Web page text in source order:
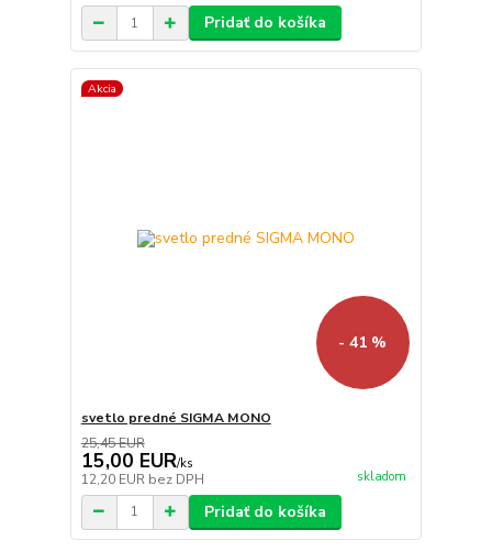
Pridať do košíka
Akcia
- 41 %
svetlo predné SIGMA MONO
25,45 EUR
15,00 EUR/ks
12,20 EUR bez DPH skladom
Pridať do košíka